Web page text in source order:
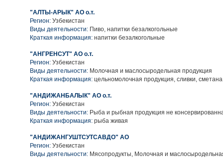
"АЛТЫ-АРЫК" АО о.т.
Регион: Узбекистан
Виды деятельности: Пиво, напитки безалкогольные
Краткая информация: напитки безалкогольные
"АНГРЕНСУТ" АО о.т.
Регион: Узбекистан
Виды деятельности: Молочная и маслосыродельная продукция
Краткая информация: цельномолочная продукция, сливки,
"АНДИЖАНБАЛЫК" АО о.т.
Регион: Узбекистан
Виды деятельности: Рыба и рыбная продукция не
Краткая информация: рыба живая
"АНДИЖАНГУШТСУТСАВДО" АО
Регион: Узбекистан
Виды деятельности: Мясопродукты, Молочная и